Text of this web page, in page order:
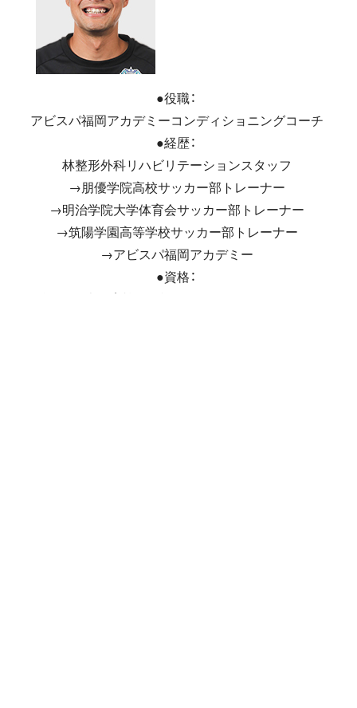
●役職：
アビスパ福岡アカデミーコンディショニングコーチ
●経歴：
林整形外科リハビリテーションスタッフ
→朋優学院高校サッカー部トレーナー
→明治学院大学体育会サッカー部トレーナー
→筑陽学園高等学校サッカー部トレーナー
→アビスパ福岡アカデミー
●資格：
鍼灸師、日本体育協会公認アスレティックトレーナー